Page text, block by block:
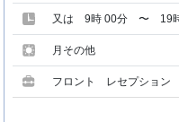
又は 9時 00分 〜 19
月その他
フロント レセプション